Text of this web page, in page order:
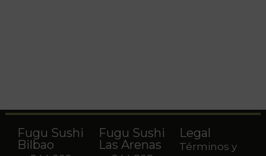
Fugu Sushi
Bilbao
Fugu Sushi
Las Arenas
Legal
Términos y